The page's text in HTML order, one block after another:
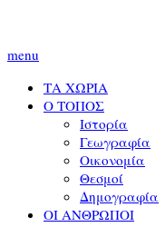
menu
ΤΑ ΧΩΡΙΑ
Ο ΤΟΠΟΣ
Ιστορία
Γεωγραφία
Οικονομία
Θεσμοί
Δημογραφία
ΟΙ ΑΝΘΡΩΠΟΙ